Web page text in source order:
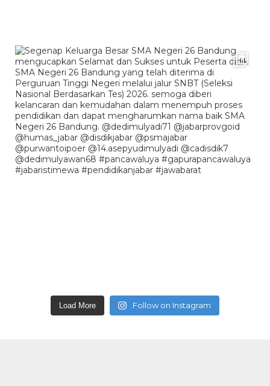
Load More Follow on Instagram